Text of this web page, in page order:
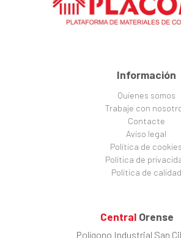
Información
Quienes somos
Trabaje con
Contacte
Aviso legal
Política de cookies
Política de
Política de calidad
Central Orense
Polígono Industrial San